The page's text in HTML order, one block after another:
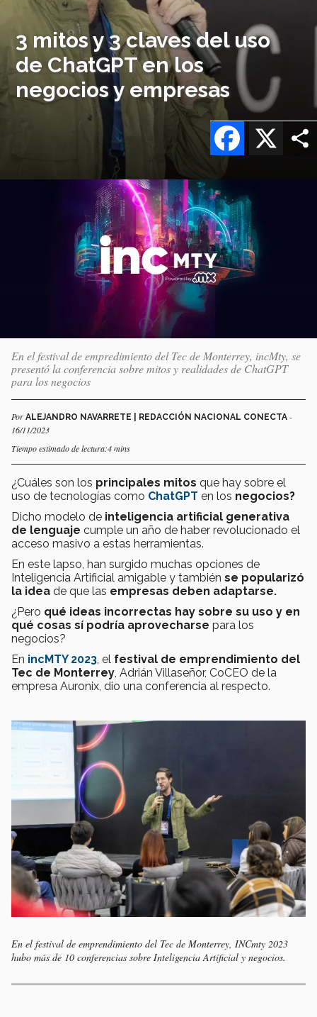
3 mitos y 3 claves del uso
de ChatGPT en los
negocios y empresas
X
Facebook
En el festival de empredimiento del Tec de Monterrey, incMty, se
presentó la conferencia sobre mitos y realidades de ChatGPT
para los negocios
Por ALEJANDRO NAVARRETE | REDACCIÓN NACIONAL CONECTA -
16/11/2023
Tiempo estimado de lectura:4 mins
¿Cuáles son los principales mitos que hay sobre el
uso de tecnologías como ChatGPT en los negocios?
Dicho modelo de inteligencia artificial generativa
de lenguaje cumple un año de haber revolucionado el
acceso masivo a estas herramientas.
En este lapso, han surgido muchas opciones de
Inteligencia Artificial amigable y también se popularizó
la idea de que las empresas deben adaptarse.
¿Pero qué ideas incorrectas hay sobre su uso y en
qué cosas sí podría aprovecharse para los
negocios?
En incMTY 2023 , el festival de emprendimiento del
Tec de Monterrey , Adrián Villaseñor, CoCEO de la
empresa Auronix, dio una conferencia al respecto.
En el festival de emprendimiento del Tec de Monterrey, INCmty 2023
hubo más de 10 conferencias sobre Inteligencia Artificial y negocios.